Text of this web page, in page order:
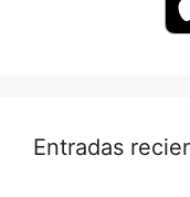
Entradas